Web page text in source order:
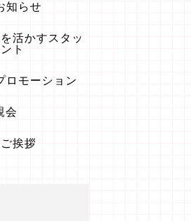
知らせ
活かすスタッ
ト
ロモーション
会
挨拶